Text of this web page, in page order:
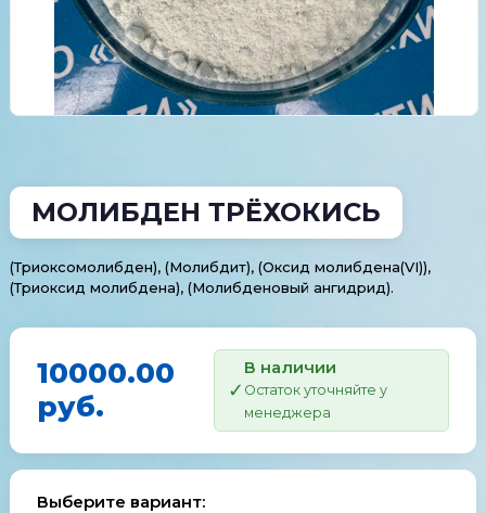
МОЛИБДЕН ТРЁХОКИСЬ
(Триоксомолибден), (Молибдит), (Оксид молибдена​(VI)),​
(Триоксид молибдена), (Молибденовый ангидрид).
10000.00
руб.
В наличии
Остаток уточняйте у
менеджера
Выберите вариант: